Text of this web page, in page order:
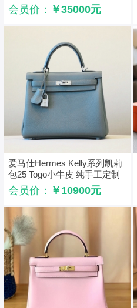
川蓝
会员价： ￥35000元
爱马仕Hermes Kelly系列凯莉
包25 Togo小牛皮 纯手工定制
版 杏仁绿
会员价： ￥10900元